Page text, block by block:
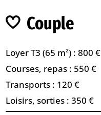
Couple
Loyer T3 (65 m²) : 800 €
Courses, repas : 550 €
Transports : 120 €
Loisirs, sorties : 350 €